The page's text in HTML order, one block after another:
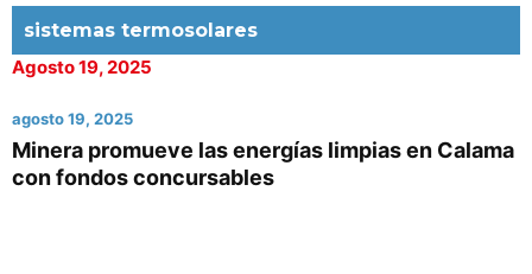
sistemas termosolares
Agosto 19, 2025
agosto 19, 2025
Minera promueve las energías limpias en Calama
con fondos concursables